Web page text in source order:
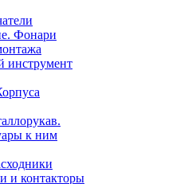
Фонари
инструмент
к ним
и контакторы